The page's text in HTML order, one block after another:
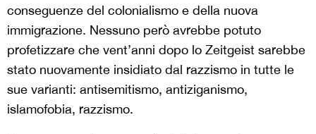
conseguenze del colonialismo e della nuova
immigrazione. Nessuno però avrebbe potuto
profetizzare che vent’anni dopo lo Zeitgeist sarebbe
stato nuovamente insidiato dal razzismo in tutte le
sue varianti: antisemitismo, antiziganismo,
islamofobia, razzismo.